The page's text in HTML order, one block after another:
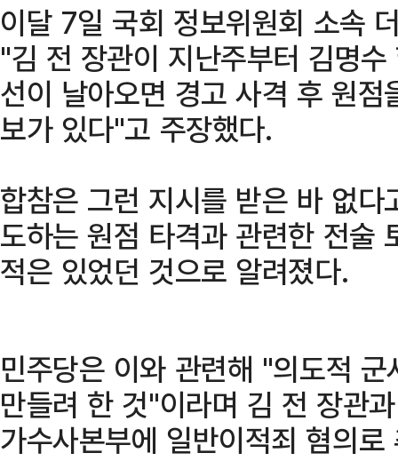
이달 7일 국회 정보위원회 소속
"김 전 장관이 지난주부터 김명
선이 날아오면 경고 사격 후 원
보가 있다"고 주장했다.
합참은 그런 지시를 받은 바 없
도하는 원점 타격과 관련한 전술
적은 있었던 것으로 알려졌다.
민주당은 이와 관련해 "의도적
만들려 한 것"이라며 김 전 장관
가수사본부에 일반이적죄 혐의